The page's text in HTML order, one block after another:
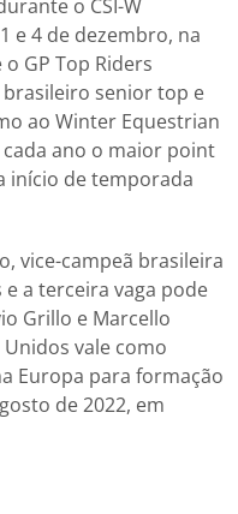
o CSI-W
e 4 de dezembro, na
GP Top Riders
senior top e
ao Winter Equestrian
cada ano o maior point
início de temporada
vice-campeã brasileira
a terceira vaga pode
Grillo e Marcello
Unidos vale como
Europa para formação
de 2022, em